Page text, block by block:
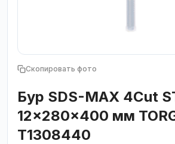
Скопировать фото
Бур SDS-MAX 4Cut
12x280x400 мм
T1308440